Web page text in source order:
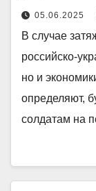
05.06.2025
В случае
российско-
но и
определяют,
солдатам на